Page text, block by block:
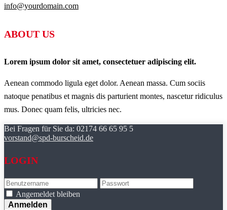
info@yourdomain.com
ABOUT US
Lorem ipsum dolor sit amet, consectetuer adipiscing elit.
Aenean commodo ligula eget dolor. Aenean massa. Cum sociis
natoque penatibus et magnis dis parturient montes, nascetur ridiculus
mus. Donec quam felis, ultricies nec.
Bei Fragen für Sie da: 02174 66 65 95 5
vorstand@spd-burscheid.de
LOGIN
Angemeldet bleiben